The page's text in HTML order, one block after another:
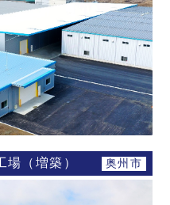
奥州市
（増築）